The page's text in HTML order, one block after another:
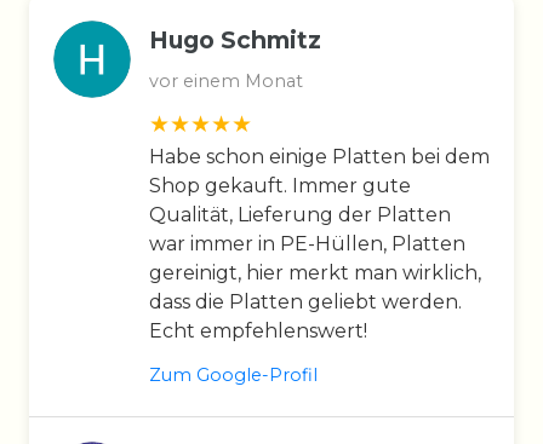
Hugo Schmitz
vor einem Monat
Habe schon einige Platten bei dem
Shop gekauft. Immer gute
Qualität, Lieferung der Platten
war immer in PE-Hüllen, Platten
gereinigt, hier merkt man wirklich,
dass die Platten geliebt werden.
Echt empfehlenswert!
Zum Google-Profil